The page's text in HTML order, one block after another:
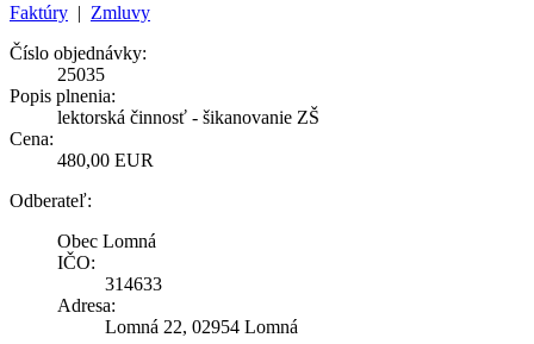
Faktúry | Zmluvy
Číslo objednávky:
25035
Popis plnenia:
lektorská činnosť - šikanovanie ZŠ
Cena:
480,00 EUR
Odberateľ:
Obec Lomná
IČO:
314633
Adresa:
Lomná 22, 02954 Lomná